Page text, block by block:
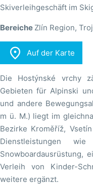
Skiverleihgeschäft im
Bereiche Zlín Region,
 Auf der Karte
Die Hostýnské vrchy
Gebieten für Alpinski
und andere
m ü. M.) liegt im
Bezirke Kroměříž,
Dienstleistungen
Snowboardausrüstung,
Verleih von Kinder-
weitere ergänzt.